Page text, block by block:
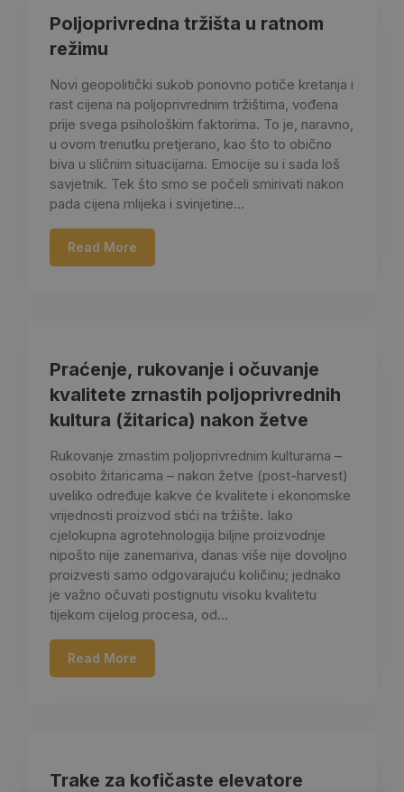
Poljoprivredna tržišta u ratnom
režimu
Novi geopolitički sukob ponovno potiče kretanja i
rast cijena na poljoprivrednim tržištima, vođena
prije svega psihološkim faktorima. To je, naravno,
u ovom trenutku pretjerano, kao što to obično
biva u sličnim situacijama. Emocije su i sada loš
savjetnik. Tek što smo se počeli smirivati nakon
pada cijena mlijeka i svinjetine…
Read More
Praćenje, rukovanje i očuvanje
kvalitete zrnastih poljoprivrednih
kultura (žitarica) nakon žetve
Rukovanje zrnastim poljoprivrednim kulturama –
osobito žitaricama – nakon žetve (post-harvest)
uveliko određuje kakve će kvalitete i ekonomske
vrijednosti proizvod stići na tržište. Iako
cjelokupna agrotehnologija biljne proizvodnje
nipošto nije zanemariva, danas više nije dovoljno
proizvesti samo odgovarajuću količinu; jednako
je važno očuvati postignutu visoku kvalitetu
tijekom cijelog procesa, od…
Read More
Trake za kofičaste elevatore